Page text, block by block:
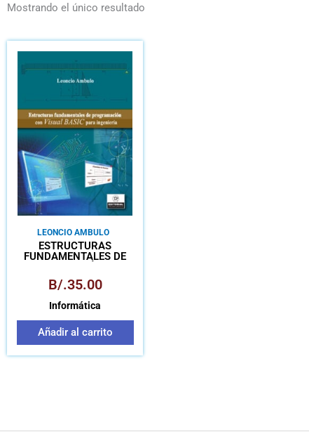
Mostrando el único resultado
LEONCIO AMBULO
ESTRUCTURAS
FUNDAMENTALES DE
VISUAL BASIC PARA
INGENIERÍA
B/.35.00
Informática
Añadir al carrito